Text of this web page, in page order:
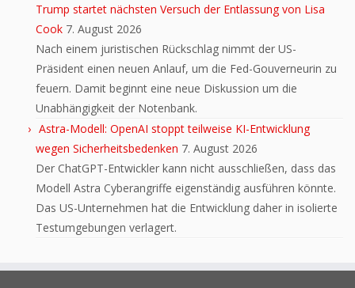
Trump startet nächsten Versuch der Entlassung von Lisa
Cook 7. August 2026
Nach einem juristischen Rückschlag nimmt der US-
Präsident einen neuen Anlauf, um die Fed-Gouverneurin zu
feuern. Damit beginnt eine neue Diskussion um die
Unabhängigkeit der Notenbank.
Astra-Modell: OpenAI stoppt teilweise KI-Entwicklung
wegen Sicherheitsbedenken 7. August 2026
Der ChatGPT-Entwickler kann nicht ausschließen, dass das
Modell Astra Cyberangriffe eigenständig ausführen könnte.
Das US-Unternehmen hat die Entwicklung daher in isolierte
Testumgebungen verlagert.